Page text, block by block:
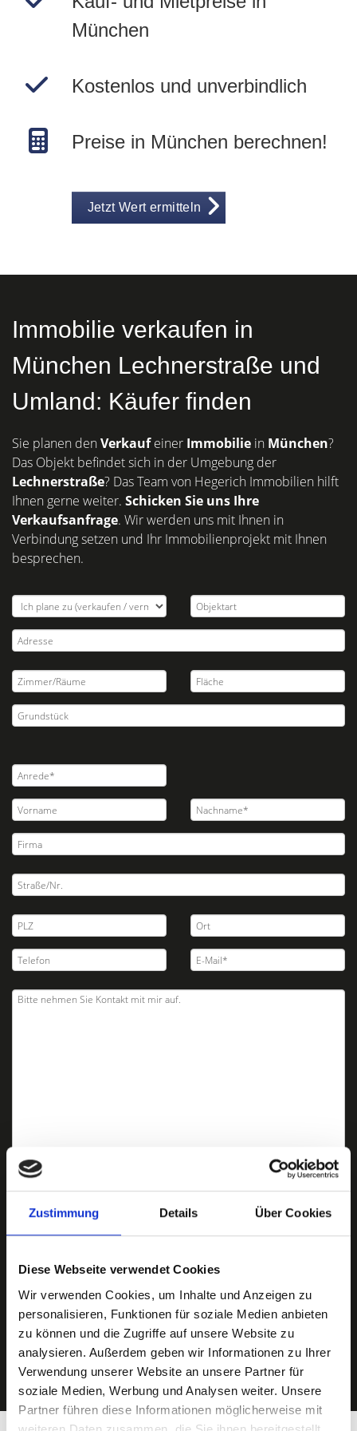
Zustimmung Details Über Cookies
Diese Webseite verwendet Cookies
Wir verwenden Cookies, um Inhalte und Anzeigen zu
personalisieren, Funktionen für soziale Medien anbieten
zu können und die Zugriffe auf unsere Website zu
analysieren. Außerdem geben wir Informationen zu Ihrer
Verwendung unserer Website an unsere Partner für
soziale Medien, Werbung und Analysen weiter. Unsere
Partner führen diese Informationen möglicherweise mit
München
Kostenlos und unverbindlich
Preise in München berechnen!
Jetzt Wert ermitteln
Immobilie verkaufen in
München Lechnerstraße und
Umland: Käufer finden
Sie planen denVerkaufeiner Immobilie in München?
Das Objekt befindet sich in der Umgebung der
Lechnerstraße? Das Team von Hegerich Immobilien hilft
Ihnen gerne weiter. Schicken Sie uns Ihre
Verkaufsanfrage. Wir werden uns mit Ihnen in
Verbindung setzen und Ihr Immobilienprojekt mit Ihnen
besprechen.
Ich habe dieDatenschutzerklärungzur Kenntnis genommen. Ich stimme
Hinweis: Sie können Ihre Einwilligung jederzeit für die Zukunft per E-Mail
an info@hegerich-immobilien.de widerrufen. *
* Pflichtfelder